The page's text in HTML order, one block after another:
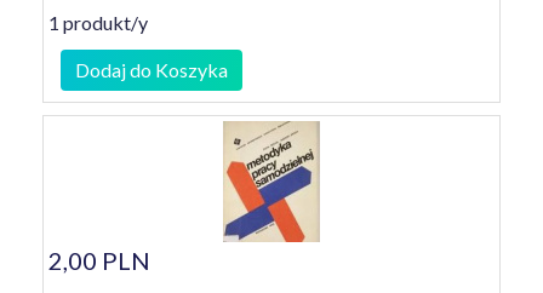
1 produkt/y
Dodaj do Koszyka
2,00 PLN